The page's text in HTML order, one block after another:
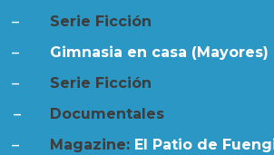
–
Serie Ficción
–
Gimnasia en casa (Mayores)
–
Serie Ficción
–
Documentales
– Magazine: El Patio de